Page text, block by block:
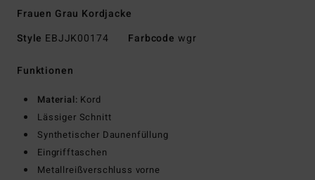
Frauen Grau Kordjacke
Style EBJJK00174 Farbcode wgr
Funktionen
Material: Kord
Lässiger Schnitt
Synthetischer Daunenfüllung
Eingrifftaschen
Metallreißverschluss vorne